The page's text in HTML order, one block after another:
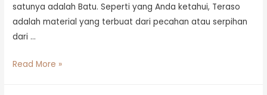
satunya adalah Batu. Seperti yang Anda ketahui, Teraso
adalah material yang terbuat dari pecahan atau serpihan
dari …
Read More »